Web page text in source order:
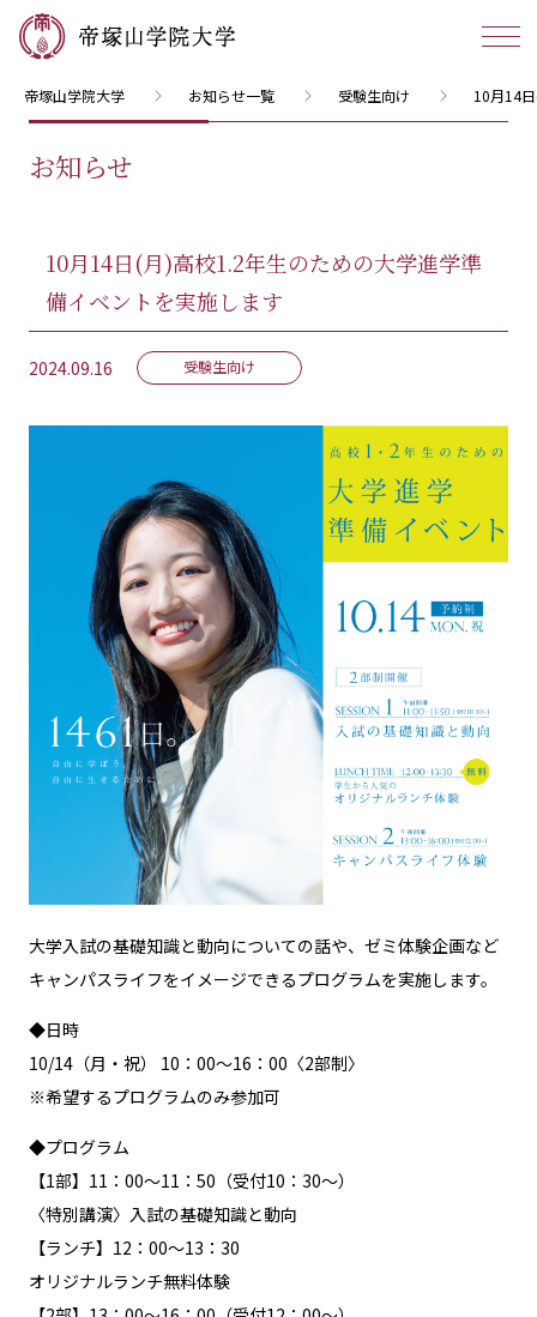
帝塚山学院大学 お知らせ一覧 受験生向け 10月14
お知らせ
10月14日(月)高校1.2年生のための大学進学準
備イベントを実施します
2024.09.16 受験生向け
大学入試の基礎知識と動向についての話や、ゼミ体験企画など
キャンパスライフをイメージできるプログラムを実施します。
◆日時
10/14（月・祝） 10：00～16：00〈2部制〉
※希望するプログラムのみ参加可
◆プログラム
【1部】11：00～11：50（受付10：30～）
〈特別講演〉入試の基礎知識と動向
【ランチ】12：00～13：30
オリジナルランチ無料体験